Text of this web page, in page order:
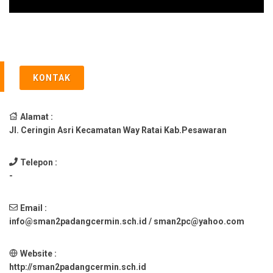
KONTAK
Alamat :
Jl. Ceringin Asri Kecamatan Way Ratai Kab.Pesawaran
Telepon :
-
Email :
info@sman2padangcermin.sch.id / sman2pc@yahoo.com
Website :
http://sman2padangcermin.sch.id